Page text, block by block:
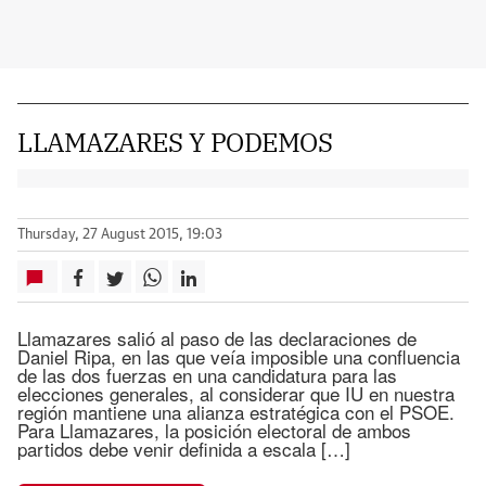
LLAMAZARES Y PODEMOS
Thursday, 27 August 2015, 19:03
Llamazares salió al paso de las declaraciones de
Daniel Ripa, en las que veía imposible una confluencia
de las dos fuerzas en una candidatura para las
elecciones generales, al considerar que IU en nuestra
región mantiene una alianza estratégica con el PSOE.
Para Llamazares, la posición electoral de ambos
partidos debe venir definida a escala […]